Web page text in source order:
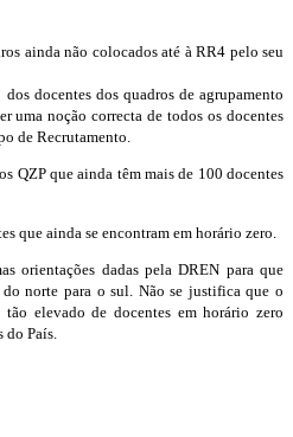
ainda não colocados até à RR4 pelo seu
docentes dos quadros de agrupamento
uma noção correcta de todos os docentes
de Recrutamento.
QZP que ainda têm mais de 100 docentes
que ainda se encontram em horário zero.
orientações dadas pela DREN para que
do norte para o sul. Não se justifica que o
elevado de docentes em horário zero
País.